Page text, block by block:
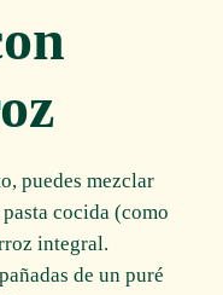
puedes mezclar
cocida (como
integral.
de un puré